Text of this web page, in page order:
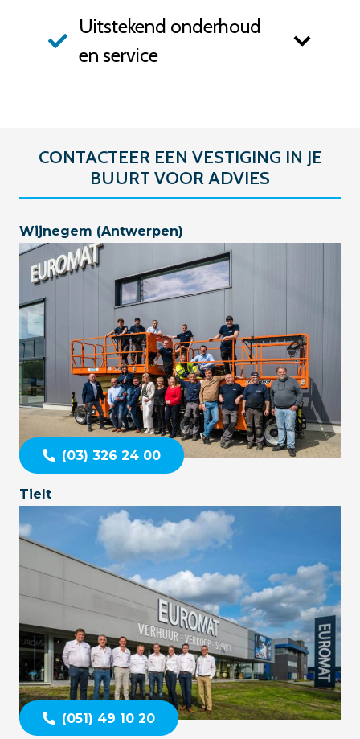
Uitstekend onderhoud
en service
CONTACTEER EEN VESTIGING IN JE
BUURT VOOR ADVIES
Wijnegem (Antwerpen)
(03) 326 24 00
Tielt
(051) 49 10 20